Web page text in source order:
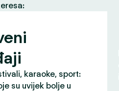
karaoke, sport:
su uvijek bolje u